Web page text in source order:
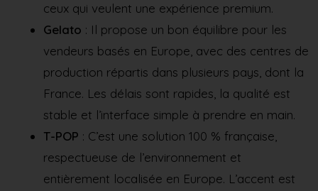
ceux qui veulent une expérience premium.
Gelato : Il propose un bon équilibre pour les
vendeurs basés en Europe, avec des centres de
production répartis dans plusieurs pays, dont la
France. Les délais sont rapides, la qualité est
stable et l’interface simple à prendre en main.
T-POP : C’est une solution 100 % française,
respectueuse de l’environnement et
entièrement localisée en Europe. L’accent est